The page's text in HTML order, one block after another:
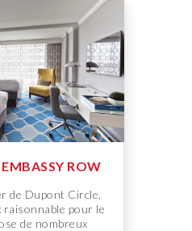
ROW
de Dupont Circle,
pour le
de nombreux